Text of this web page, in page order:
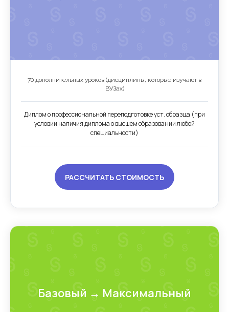
70 дополнительных уроков (дисциплины, которые изучают в
ВУЗах)
Диплом о профессиональной переподготовке уст. образца (при
условии наличия диплома о высшем образовании любой
специальности)
РАССЧИТАТЬ СТОИМОСТЬ
Базовый → Максимальный